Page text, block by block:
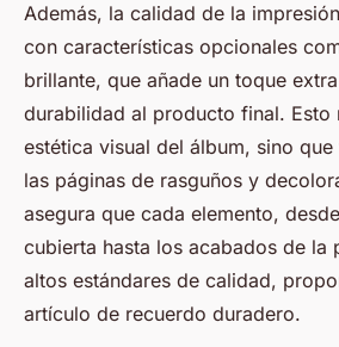
Además, la calidad de la
con características opcionales
brillante, que añade un toque
durabilidad al producto final. Esto
estética visual del álbum, sino
las páginas de rasguños y
asegura que cada elemento,
cubierta hasta los acabados de la
altos estándares de calidad,
artículo de recuerdo duradero.